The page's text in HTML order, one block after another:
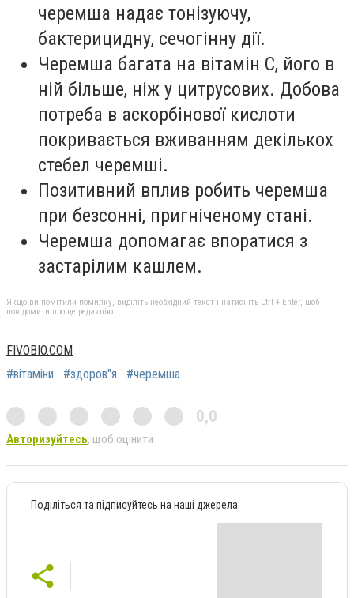
черемша надає тонізуючу,
бактерицидну, сечогінну дії.
Черемша багата на вітамін С, його в
ній більше, ніж у цитрусових. Добова
потреба в аскорбінової кислоти
покривається вживанням декількох
стебел черемші.
Позитивний вплив робить черемша
при безсонні, пригніченому стані.
Черемша допомагає впоратися з
застарілим кашлем.
Якщо ви помітили помилку, виділіть необхідний текст і натисніть Ctrl + Enter, щоб
повідомити про це редакцію
FIVOBIO.COM
#вітаміни
#здоров"я #черемша
0,0
Авторизуйтесь, щоб оцінити
Поділіться та підписуйтесь на наші джерела